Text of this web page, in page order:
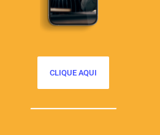
CLIQUE AQUI